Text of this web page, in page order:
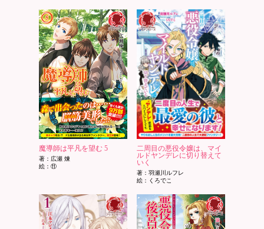
魔導師は平凡を望む 5
著：広瀬 煉
絵：⑪
二周目の悪役令嬢は、マイ
ルドヤンデレに切り替えて
いく
著：羽瀬川ルフレ
絵：くろでこ